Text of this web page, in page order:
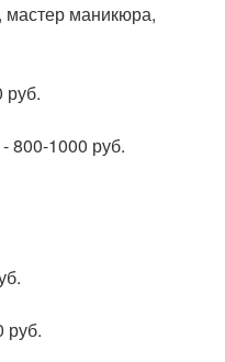
мастер маникюра,
800-1000 руб.
руб.